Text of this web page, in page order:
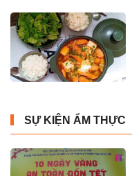
SỰ KIỆN ẨM THỰC